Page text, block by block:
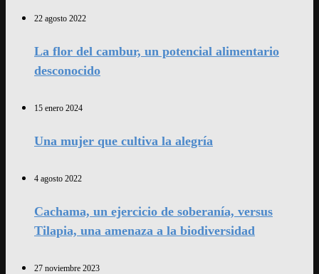
22 agosto 2022
La flor del cambur, un potencial alimentario
desconocido
15 enero 2024
Una mujer que cultiva la alegría
4 agosto 2022
Cachama, un ejercicio de soberanía, versus
Tilapia, una amenaza a la biodiversidad
27 noviembre 2023